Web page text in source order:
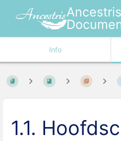
Info
1.1.